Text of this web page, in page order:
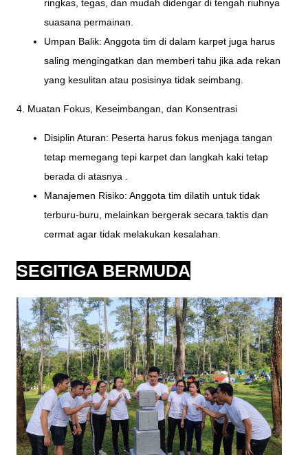
ringkas, tegas, dan mudah didengar di tengah riuhnya
suasana permainan.
Umpan Balik: Anggota tim di dalam karpet juga harus
saling mengingatkan dan memberi tahu jika ada rekan
yang kesulitan atau posisinya tidak seimbang.
4. Muatan Fokus, Keseimbangan, dan Konsentrasi
Disiplin Aturan: Peserta harus fokus menjaga tangan
tetap memegang tepi karpet dan langkah kaki tetap
berada di atasnya .
Manajemen Risiko: Anggota tim dilatih untuk tidak
terburu-buru, melainkan bergerak secara taktis dan
cermat agar tidak melakukan kesalahan.
SEGITIGA BERMUDA